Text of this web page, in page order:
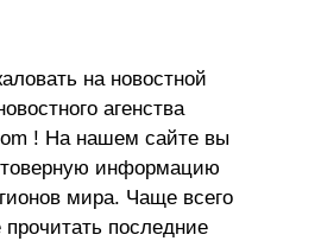
на новостной
агенства
! На нашем сайте вы
информацию
мира. Чаще всего
последние